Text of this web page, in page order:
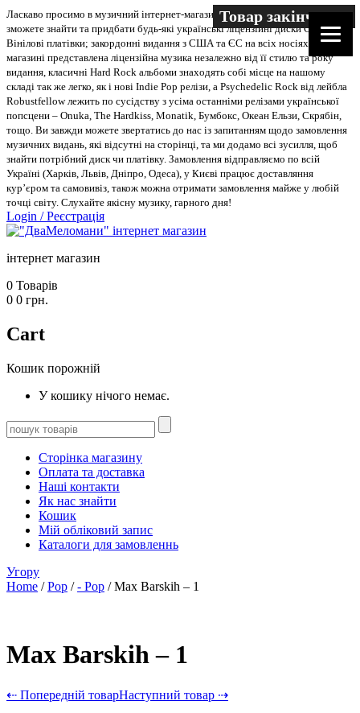
Ласкаво просимо в музичний інтернет-магазин “Два меломани”. У нас Ви
зможете знайти та придбати будь-які українські ліцензійні диски CD, DVD,
Вінілові платівки; закордонні видання з США та ЄС на всіх носіях. В
магазині представлена ліцензійна музика незалежно від її стилю та року
видання, класичні Hard Rock альбоми знаходять собі місце на нашому
складі так же легко, як і нові Indie Pop релізи, а Psychedelic Rock від лейбла
Robustfellow лежить по сусідству з усіма останніми релізами української
попсцени – Onuka, The Hardkiss, Monatik, Бумбокс, Океан Ельзи, Скрябін,
тощо. Ви завжди можете звертатись до нас із запитанням щодо замовлення
музичних видань, які відсутні на сторінці, та ми додамо всі зусилля, щоб
знайти потрібний диск чи платівку. Замовлення відправляємо по всій
Україні (Харків, Львів, Дніпро, Одеса), у Києві працює доставляння
кур’єром та самовивіз, також можна отримати замовлення майже у любій
точці світу. Слухайте якісну музику, гарного дня!
Login /Реєстрація
інтернет магазин
0 Товарів
0 0 грн.
Cart
Кошик порожній
У кошику нічого немає.
Сторінка магазину
Оплата та доставка
Наші контакти
Як нас знайти
Кошик
Мій обліковий запис
Каталоги для замовленнь
Угору
Home /Pop /- Pop / Max Barskih – 1
Товар закінчився
Max Barskih – 1
⇠ Попередній товарНаступний товар ⇢